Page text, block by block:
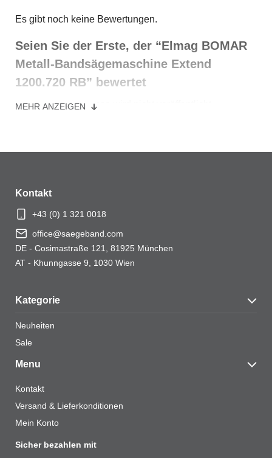
Es gibt noch keine Bewertungen.
Seien Sie der Erste, der “Elmag BOMAR
Metall-Bandsägemaschine Extend
1200.720 RB” bewertet
Deine E-Mail-Adresse wird nicht veröffentlicht.
E-Mail*
Name, E-Mail-Adresse und Website in diesem
Browser für meinen nächsten Kommentar speichern.
MEHR ANZEIGEN
Kontakt
+43 (0) 1 321 0018
office@saegeband.com
DE - Cosimastraße 121, 81925 München
AT - Khunngasse 9, 1030 Wien
Kategorie
Neuheiten
Sale
Menu
Kontakt
Versand & Lieferkonditionen
Mein Konto
Sicher bezahlen mit